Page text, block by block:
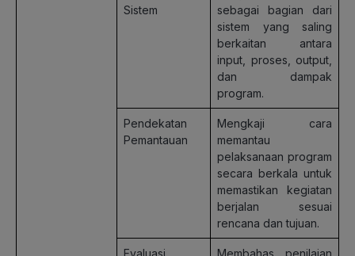
Sistem
sebagai bagian dari
sistem yang saling
berkaitan antara
input, proses, output,
dan dampak
program.
Pendekatan
Pemantauan
Mengkaji cara
memantau
pelaksanaan program
secara berkala untuk
memastikan kegiatan
berjalan sesuai
rencana dan tujuan.
Evaluasi Membahas penilaian